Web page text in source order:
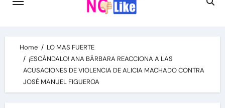
Home
LO MAS FUERTE
¡ESCÁNDALO! ANA BÁRBARA REACCIONA A LAS
ACUSACIONES DE VIOLENCIA DE ALICIA MACHADO CONTRA
JOSÉ MANUEL FIGUEROA